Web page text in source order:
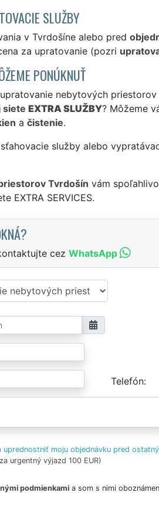
SLUŽBY
v Tvrdošíne alebo pred
za upratovanie (pozri
PONÚKNUŤ
nebytových
siete EXTRA SLUŽBY? Môžeme
a čistenie.
služby alebo
Tvrdošín vám
EXTRA SERVICES.
cez WhatsApp
Telefón
uprednostniť moju objednávku pred
urgentný výjazd 100 EUR)
podmienkamia som s nimi